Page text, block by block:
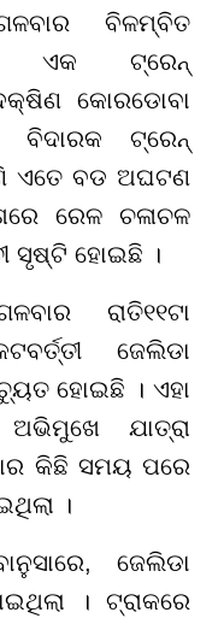
ବିଳମ୍ବିତ
ଏକ ଟ୍ରେନ୍
କୋରଡୋବା
ବିଦାରକ ଟ୍ରେନ୍
ଏତେ ବଡ ଅଘଟଣ
ରେଳ ଚଳାଚଳ
ସୃଷ୍ଟି ହୋଇଛି ।
ରାତି୧୧ଟା
ଜେଲିଡା
ହୋଇଛି । ଏହା
ଅଭିମୁଖେ ଯାତ୍ରା
କିଛି ସମୟ ପରେ
।
ଜେଲିଡା
। ଟ୍ରାକରେ